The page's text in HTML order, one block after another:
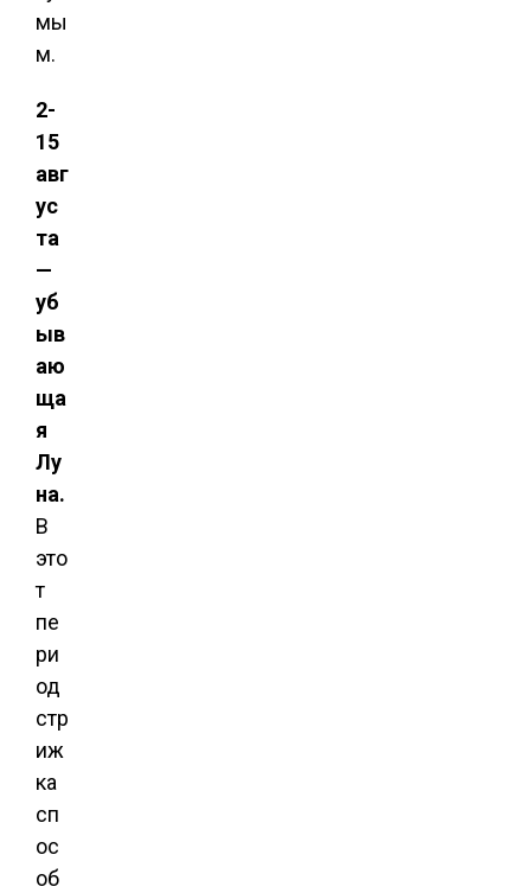
мы
м.
2-
15
авг
ус
та
—
уб
ыв
аю
ща
я
Лу
на.
В
это
т
пе
ри
од
стр
иж
ка
сп
ос
об